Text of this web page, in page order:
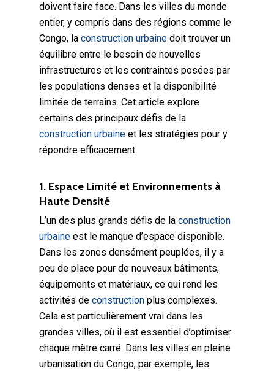
doivent faire face. Dans les villes du monde
entier, y compris dans des régions comme le
Congo, la construction urbaine doit trouver un
équilibre entre le besoin de nouvelles
infrastructures et les contraintes posées par
les populations denses et la disponibilité
limitée de terrains. Cet article explore
certains des principaux défis de la
construction urbaine et les stratégies pour y
répondre efficacement.
1. Espace Limité et Environnements à
Haute Densité
L’un des plus grands défis de la construction
urbaine est le manque d’espace disponible.
Dans les zones densément peuplées, il y a
peu de place pour de nouveaux bâtiments,
équipements et matériaux, ce qui rend les
activités de construction plus complexes.
Cela est particulièrement vrai dans les
grandes villes, où il est essentiel d’optimiser
chaque mètre carré. Dans les villes en pleine
urbanisation du Congo, par exemple, les